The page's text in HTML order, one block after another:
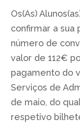
Os(As)
confirmar a sua
número de
valor de 112€
pagamento do
Serviços de
de maio, do
respetivo